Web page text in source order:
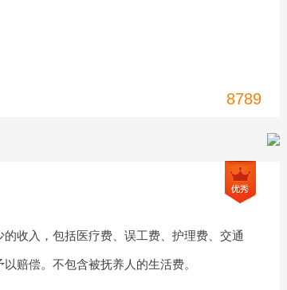
8789
收入，包括医疗费、误工费、护理费、交通
赔偿。不包含被抚养人的生活费。